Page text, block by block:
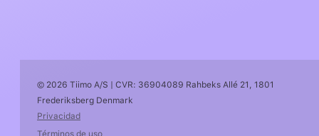
© 2026 Tiimo A/S | CVR: 36904089 Rahbeks Allé 21, 1801
Frederiksberg Denmark
Privacidad